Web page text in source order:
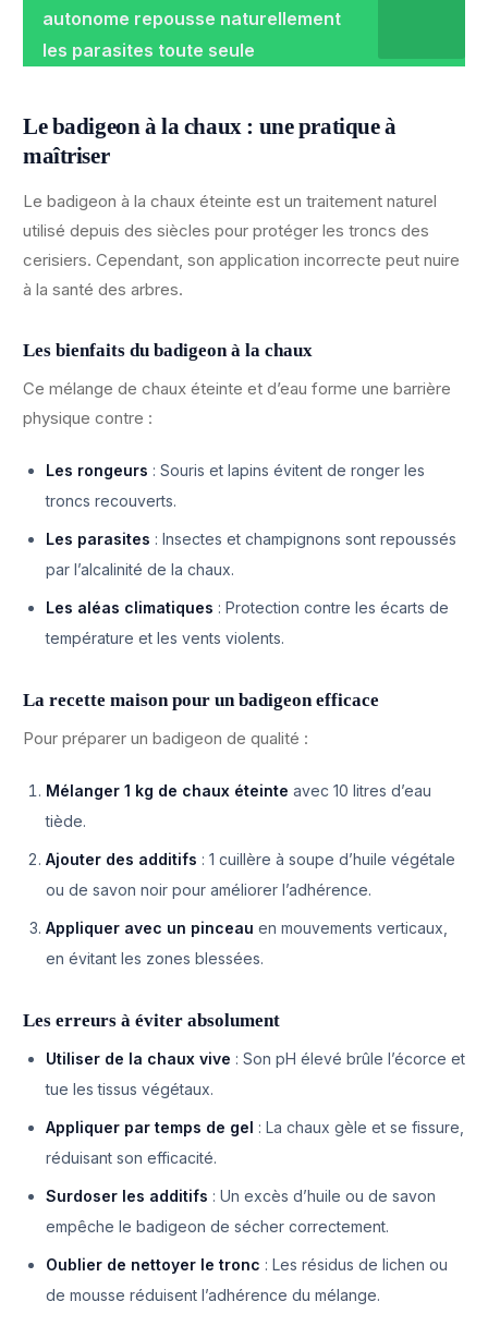
autonome repousse naturellement
les parasites toute seule
Le badigeon à la chaux : une pratique à
maîtriser
Le badigeon à la chaux éteinte est un traitement naturel
utilisé depuis des siècles pour protéger les troncs des
cerisiers. Cependant, son application incorrecte peut nuire
à la santé des arbres.
Les bienfaits du badigeon à la chaux
Ce mélange de chaux éteinte et d’eau forme une barrière
physique contre :
Les rongeurs : Souris et lapins évitent de ronger les
troncs recouverts.
Les parasites : Insectes et champignons sont repoussés
par l’alcalinité de la chaux.
Les aléas climatiques : Protection contre les écarts de
température et les vents violents.
La recette maison pour un badigeon efficace
Pour préparer un badigeon de qualité :
Mélanger 1 kg de chaux éteinte avec 10 litres d’eau
tiède.
Ajouter des additifs : 1 cuillère à soupe d’huile végétale
ou de savon noir pour améliorer l’adhérence.
Appliquer avec un pinceau en mouvements verticaux,
en évitant les zones blessées.
Les erreurs à éviter absolument
Utiliser de la chaux vive : Son pH élevé brûle l’écorce et
tue les tissus végétaux.
Appliquer par temps de gel : La chaux gèle et se fissure,
réduisant son efficacité.
Surdoser les additifs : Un excès d’huile ou de savon
empêche le badigeon de sécher correctement.
Oublier de nettoyer le tronc : Les résidus de lichen ou
de mousse réduisent l’adhérence du mélange.